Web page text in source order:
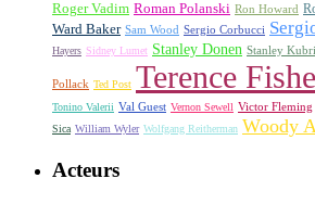
Roger Vadim Roman Polanski Ron Howard
Ward Baker Sam Wood Sergio Corbucci
Hayers Sidney Lumet Stanley Donen Stanley
Pollack Ted Post Terence
Tonino Valerii Val Guest Vernon Sewell Victor Fleming
Sica William Wyler Wolfgang Reitherman Woody
Acteurs